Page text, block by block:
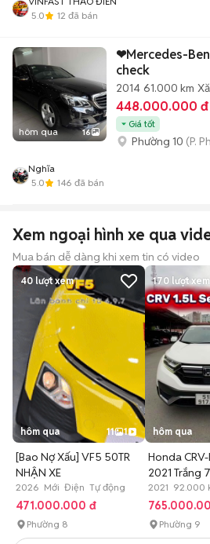
5.0
12 đã bán
hôm qua 16
❤Mercedes-
check
2014 61.000 km
448.000.000 đ
Giá tốt
Phường 10 (P.
Nghĩa
5.0
146 đã bán
Xem ngoại hình xe qua
Mua bán dễ dàng khi xem tin có video
40 lượt xem
hôm qua 11 1
[Bao Nợ Xấu] VF5 50TR
NHẬN XE
2026 Mới Điện Tự động
471.000.000 đ
Phường 8
170 lượt xem
hôm qua
Honda
2021 Trắng
2021 92.000
động
Phường 9